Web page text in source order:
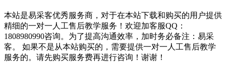
本站是易采客优秀服务商，对于在本站下载和购买的用户提供
精细的一对一人工售后教学服务！欢迎加客服QQ：
1808980990咨询。为了提高沟通效率，加时务必备注：易采
客。 如果不是从本站购买的，需要提供一对一人工售后教学
服务的。请先购买服务费再进行咨询！谢谢！